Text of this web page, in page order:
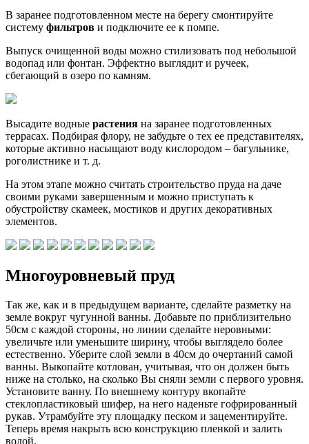
Выпуск очищенной воды можно стилизовать под небольшой
водопад или фонтан. Эффектно выглядит и ручеек,
сбегающий в озеро по камням.
Высадите водные
которые активно насыщают воду кислородом – багульнике,
роголистнике и т. д.
На этом этапе можно считать строительство пруда на даче
своими руками завершенным и можно приступать к
обустройству скамеек, мостиков и других декоративных
элементов.
Многоуровневый пруд
Так же, как и в предыдущем варианте, сделайте разметку на
50см с каждой стороны, но линии сделайте неровными:
увеличьте или уменьшите ширину, чтобы выглядело более
естественно. Уберите слой земли в 40см до очертаний самой
ванны. Выкопайте котлован, учитывая, что он должен быть
ниже на столько, на сколько Вы сняли земли с первого уровня.
Установите ванну. По внешнему контуру вкопайте
стеклопластиковый шифер, на него наденьте гофрированный
рукав. Утрамбуйте эту площадку песком и зацементируйте.
Теперь время накрыть всю конструкцию пленкой и залить
водой.
Поэтапное руководство строительства пруда из